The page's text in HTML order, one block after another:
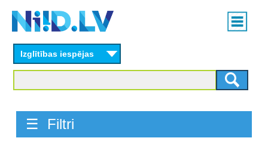
content
Main
menu
Izglītības iespējas
☰ Filtri